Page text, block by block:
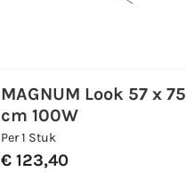
MAGNUM Look 57 x 75
cm 100W
Per 1 Stuk
€ 123,40